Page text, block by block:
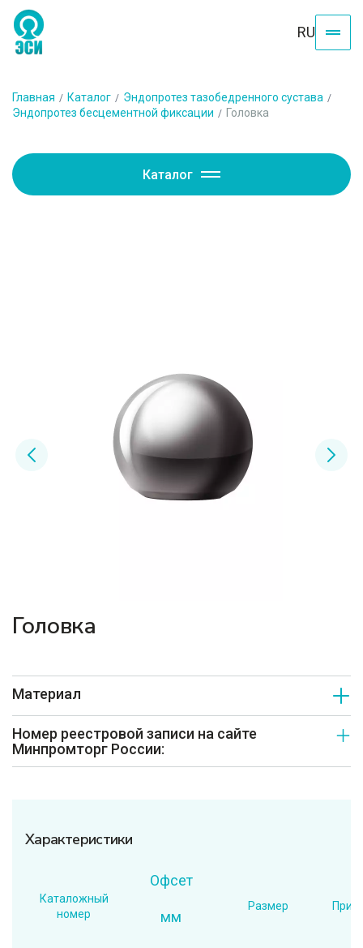
RU
Главная Каталог
Эндопротез тазобедренного сустава
Эндопротез бесцементной фиксации
Головка
Каталог
Головка
Материал
Номер реестровой записи на сайте
Минпромторг России:
Характеристики
Каталожный
номер
Офсет
мм
Размер